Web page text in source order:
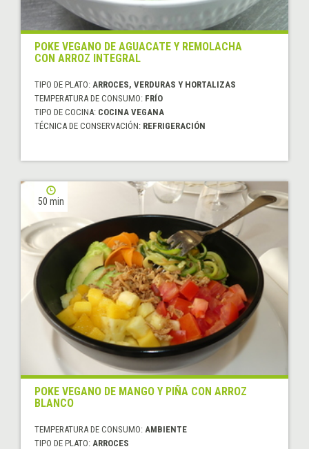
POKE VEGANO DE AGUACATE Y REMOLACHA
CON ARROZ INTEGRAL
TIPO DE PLATO: ARROCES, VERDURAS Y HORTALIZAS
TEMPERATURA DE CONSUMO: FRÍO
TIPO DE COCINA: COCINA VEGANA
TÉCNICA DE CONSERVACIÓN: REFRIGERACIÓN
50 min
POKE VEGANO DE MANGO Y PIÑA CON ARROZ
BLANCO
TEMPERATURA DE CONSUMO: AMBIENTE
TIPO DE PLATO: ARROCES